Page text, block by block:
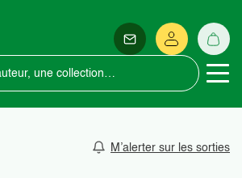
M’alerter sur les sorties